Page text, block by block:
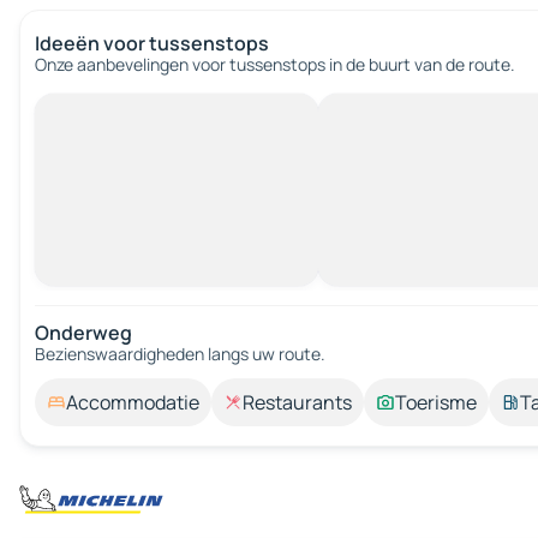
Ideeën voor tussenstops
Onze aanbevelingen voor tussenstops in de buurt van de route.
Onderweg
Bezienswaardigheden langs uw route.
Accommodatie Restaurants Toerisme